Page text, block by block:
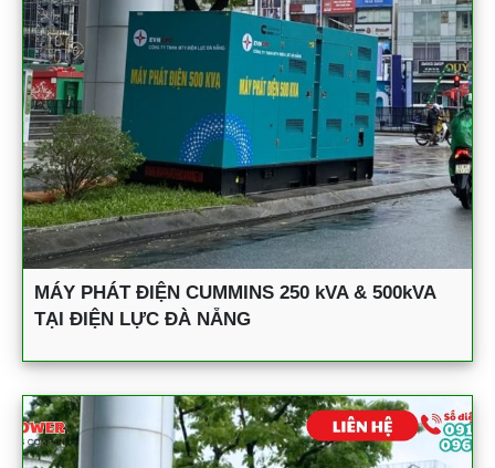
MÁY PHÁT ĐIỆN CUMMINS 250 kVA & 500kVA
TẠI ĐIỆN LỰC ĐÀ NẴNG